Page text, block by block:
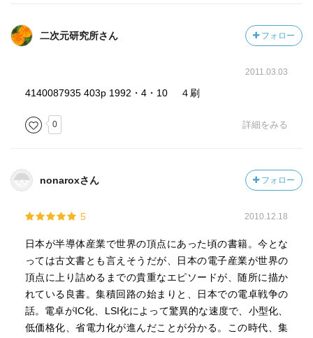
二次元研究所さん フォロー
2011.03.03
4140087935 403p 1992・4・10 ４刷
0 詳細をみる
nonaroxさん フォロー
5 2010.12.18
日本が半導体産業で世界の頂点にあった頃の書籍。今とな
っては古文書とも言えそうだが、日本の電子産業が世界の
頂点に上り詰めるまでの貴重なエピソードが、随所に描か
れている良書。集積回路の始まりと、日本での電卓戦争の
話。電卓がIC化、LSI化によって驚異的な速度で、小型化、
低価格化、省電力化が進んだことが分かる。この時代、集